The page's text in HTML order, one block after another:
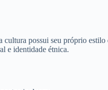
cultura possui seu próprio
e identidade étnica.